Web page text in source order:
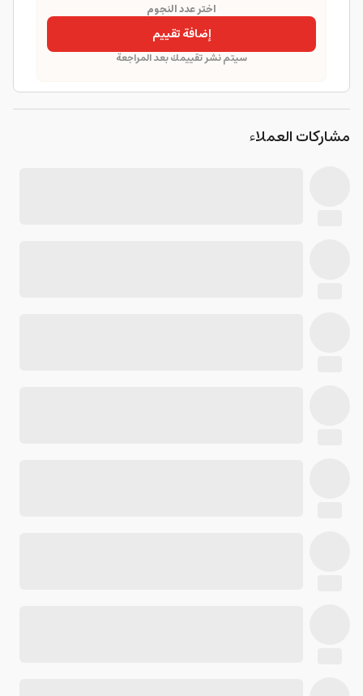
اختر عدد النجوم
إضافة تقييم
سيتم نشر تقييمك بعد المراجعة
مشاركات العملاء